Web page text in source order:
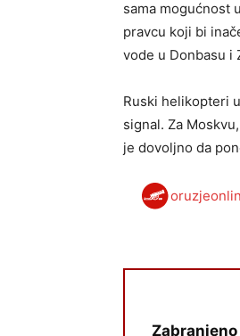
sama mogućnost
pravcu koji bi
vode u Donbasu i
Ruski helikopteri
signal. Za
je dovoljno da